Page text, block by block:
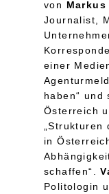
von
Journalist,
einer
haben“ und
Österreich
in
schaffen“.
Politologin